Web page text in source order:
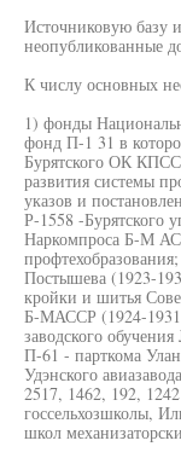
Источниковую базу
неопубликованные
К числу основных
1) фонды
фонд П-1 31 в
Бурятского ОК КПСС
развития системы
указов и
Р-1558 -Бурятского
Наркомпроса Б-М
Постышева (1923-
кройки и шитья
Б-МАССР (1924-
заводского
П-61 - парткома
Удэнского
2517, 1462, 192,
госсельхозшколы,
школ